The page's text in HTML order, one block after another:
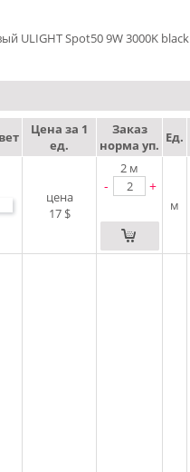
ULIGHT Spot50 9W 3000K black
Цена за 1
ед.
Заказ
норма уп. Ед.
цена
17 $
2 м
- +
м